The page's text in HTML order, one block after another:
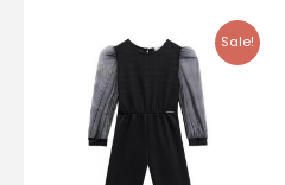
Sale!